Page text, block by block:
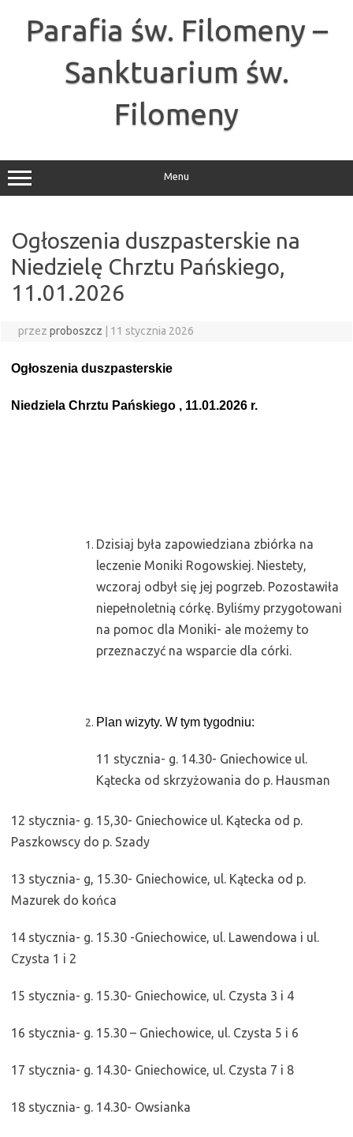
Parafia św. Filomeny –
Sanktuarium św.
Filomeny
Menu
Ogłoszenia duszpasterskie na
Niedzielę Chrztu Pańskiego,
11.01.2026
przez proboszcz 11 stycznia 2026
Ogłoszenia duszpasterskie
Niedziela Chrztu Pańskiego , 11.01.2026 r.
Dzisiaj była zapowiedziana zbiórka na
leczenie Moniki Rogowskiej. Niestety,
wczoraj odbył się jej pogrzeb. Pozostawiła
niepełnoletnią córkę. Byliśmy przygotowani
na pomoc dla Moniki- ale możemy to
przeznaczyć na wsparcie dla córki.
Plan wizyty. W tym tygodniu:
11 stycznia- g. 14.30- Gniechowice ul.
Kątecka od skrzyżowania do p. Hausman
12 stycznia- g. 15,30- Gniechowice ul. Kątecka od p.
Paszkowscy do p. Szady
13 stycznia- g, 15.30- Gniechowice, ul. Kątecka od p.
Mazurek do końca
14 stycznia- g. 15.30 -Gniechowice, ul. Lawendowa i ul.
Czysta 1 i 2
15 stycznia- g. 15.30- Gniechowice, ul. Czysta 3 i 4
16 stycznia- g. 15.30 – Gniechowice, ul. Czysta 5 i 6
17 stycznia- g. 14.30- Gniechowice, ul. Czysta 7 i 8
18 stycznia- g. 14.30- Owsianka